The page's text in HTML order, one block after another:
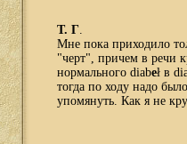
Т. Г.
Мне пока приходило
"черт", причем в речи
нормального diabeł в
тогда по ходу надо
упомянуть. Как я не